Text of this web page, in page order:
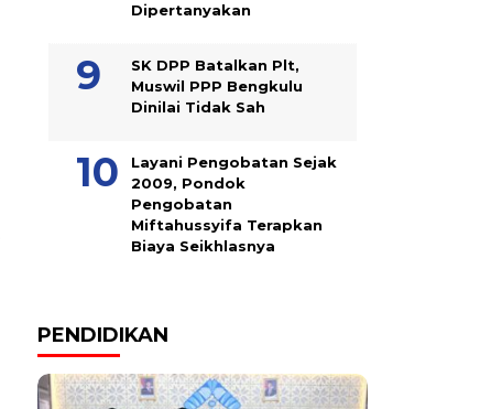
Dipertanyakan
SK DPP Batalkan Plt,
Muswil PPP Bengkulu
Dinilai Tidak Sah
Layani Pengobatan Sejak
2009, Pondok
Pengobatan
Miftahussyifa Terapkan
Biaya Seikhlasnya
PENDIDIKAN